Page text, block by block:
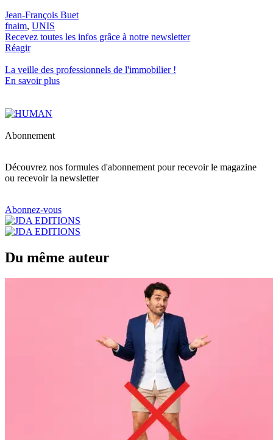
Jean-François Buet
fnaim, UNIS
Recevez toutes les infos grâce à notre newsletter
Réagir
La veille des professionnels de l'immobilier!
En savoir plus
Abonnement
Découvrez nos formules d'abonnement pour recevoir le magazine
ou recevoir la newsletter
Abonnez-vous
Du même auteur